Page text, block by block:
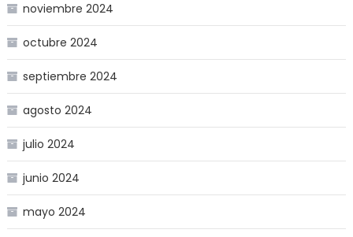
noviembre 2024
octubre 2024
septiembre 2024
agosto 2024
julio 2024
junio 2024
mayo 2024